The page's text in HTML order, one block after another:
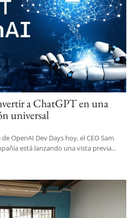
a ChatGPT en una
universal
OpenAI Dev Days hoy, el CEO Sam
está lanzando una vista previa...